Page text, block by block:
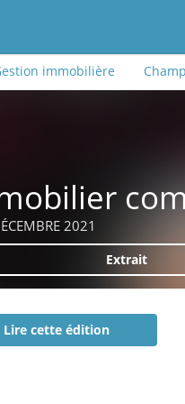
immobilière
2021
Extrait
Lire cette édition